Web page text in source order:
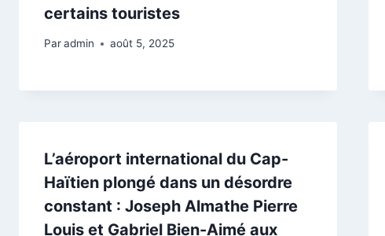
certains touristes
Paradmin août 5, 2025
L’aéroport international du Cap-
Haïtien plongé dans un désordre
constant : Joseph Almathe Pierre
Louis et Gabriel Bien-Aimé aux